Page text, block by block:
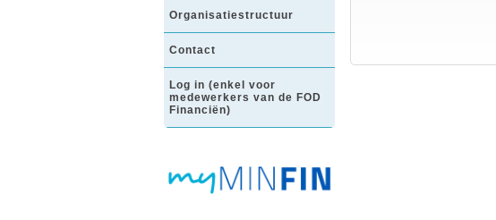
Organisatiestructuur
Contact
Log in (enkel voor
medewerkers van de FOD
Financiën)